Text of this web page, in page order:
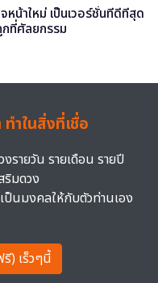
หน้าใหม่ เป็นเวอร์ชั่นที่ดีที่สุด
ที่ศัลยกรรม
ำในสิ่งที่เชื่อ
รายวัน รายเดือน รายปี
ริมดวง
ป็นมงคลให้กับตัวท่านเอง
) เร็วๆนี้